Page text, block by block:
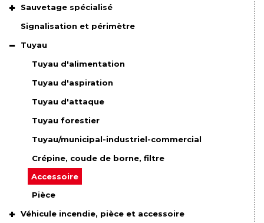
Sauvetage spécialisé
Signalisation et périmètre
Tuyau
Tuyau d'alimentation
Tuyau d'aspiration
Tuyau d'attaque
Tuyau forestier
Tuyau/municipal-industriel-commercial
Crépine, coude de borne, filtre
Accessoire
Pièce
Véhicule incendie, pièce et accessoire